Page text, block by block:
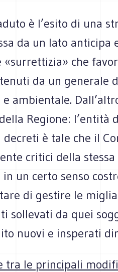
è l’esito di una
da un lato
«surrettizia» che
da un generale
ambientale.
Regione: l’entità
è tale che il
critici della
un certo senso
di gestire le
sollevati da quei
nuovi e insperati
tra le principali